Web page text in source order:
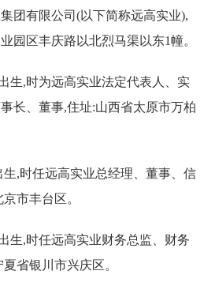
团有限公司(以下简称远高实业),
园区丰庆路以北烈马渠以东1幢。
生,时为远高实业法定代表人、实
长、董事,住址:山西省太原市万柏
生,时任远高实业总经理、董事、信
市丰台区。
生,时任远高实业财务总监、财务
省银川市兴庆区。